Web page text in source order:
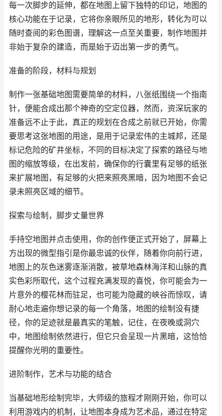
每一次脚步的延伸，都在地图上留下独特的印记，地图的
核心功能在于记录，它将你亲眼所见的地形，转化为可以
随时查阅的彩色图谱，理解这一点至关重要，制作地图并
非始于复杂的建造，而是始于迈出第一步的勇气。
准备的阶段，材料与规划
制作一张基础地图需要简单的材料，八张纸围绕一个指南
针，便能合成出那个神奇的空定位器，然而，资深玩家的
准备远不止于此，真正的规划在合成之前就已开始，你需
要思考这张地图的用途，是用于记录宏伟的主城邦，还是
标记危险的矿井坐标，不同的目标决定了探索的路径与地
图的缩放等级，在出发前，确保你的行囊里有足够的纸张
来扩展地图，有足够的火把来照亮黑暗，因为地图不会记
录未照亮区域的细节。
探索与绘制，脚步丈量世界
手持空地图并点击使用，你的创作便正式开始了，屏幕上
方出现的微型指引是你最忠诚的伙伴，随着你向前行进，
地图上的灰色迷雾逐渐消散，被草地森林海洋和山脉的真
实色彩所取代，这个过程充满发现的喜悦，你可能会为一
片意外的樱花林而驻足，也可能为隐藏的峡谷而惊叹，请
耐心地走遍你想记录的每一个角落，地图的绘制没有捷
径，你的足迹就是最真实的笔触，记住，在夜晚或洞穴
中，地图绘制依然进行，但它只会呈现一片黑暗，这恰恰
提醒你光明的重要性。
进阶制作，艺术与功能的结合
当基础地形绘制完毕，大师级的旅程才刚刚开始，你可以
利用游戏内的机制，让地图本身成为艺术品，通过在特定